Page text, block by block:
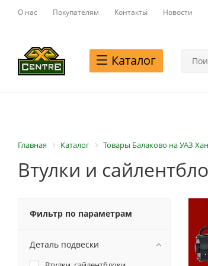
О нас Покупателям Контакты Новости
Каталог
Главная Каталог Товары Балаково на УАЗ
Втулки и
Фильтр по параметрам
Деталь подвески